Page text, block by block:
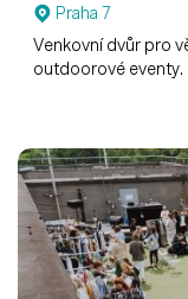
Praha 7
Venkovní dvůr pro
outdoorové eventy.